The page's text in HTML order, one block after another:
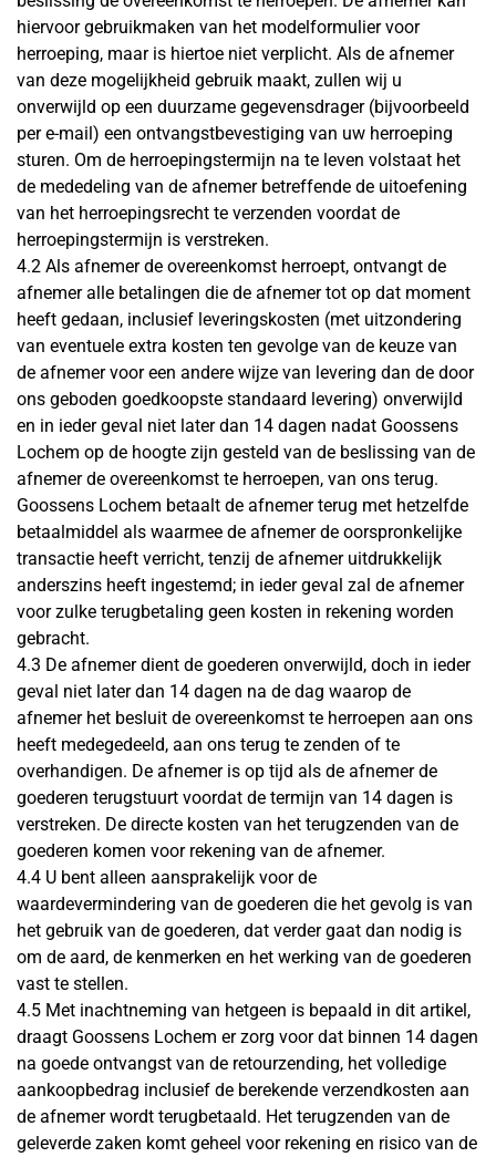
hiervoor gebruikmaken van het modelformulier voor
herroeping, maar is hiertoe niet verplicht. Als de afnemer
van deze mogelijkheid gebruik maakt, zullen wij u
onverwijld op een duurzame gegevensdrager (bijvoorbeeld
per e-mail) een ontvangstbevestiging van uw herroeping
sturen. Om de herroepingstermijn na te leven volstaat het
de mededeling van de afnemer betreffende de uitoefening
van het herroepingsrecht te verzenden voordat de
herroepingstermijn is verstreken.
4.2 Als afnemer de overeenkomst herroept, ontvangt de
afnemer alle betalingen die de afnemer tot op dat moment
heeft gedaan, inclusief leveringskosten (met uitzondering
van eventuele extra kosten ten gevolge van de keuze van
de afnemer voor een andere wijze van levering dan de door
ons geboden goedkoopste standaard levering) onverwijld
en in ieder geval niet later dan 14 dagen nadat Goossens
Lochem op de hoogte zijn gesteld van de beslissing van de
afnemer de overeenkomst te herroepen, van ons terug.
Goossens Lochem betaalt de afnemer terug met hetzelfde
betaalmiddel als waarmee de afnemer de oorspronkelijke
transactie heeft verricht, tenzij de afnemer uitdrukkelijk
anderszins heeft ingestemd; in ieder geval zal de afnemer
voor zulke terugbetaling geen kosten in rekening worden
gebracht.
4.3 De afnemer dient de goederen onverwijld, doch in ieder
geval niet later dan 14 dagen na de dag waarop de
afnemer het besluit de overeenkomst te herroepen aan ons
heeft medegedeeld, aan ons terug te zenden of te
overhandigen. De afnemer is op tijd als de afnemer de
goederen terugstuurt voordat de termijn van 14 dagen is
verstreken. De directe kosten van het terugzenden van de
goederen komen voor rekening van de afnemer.
4.4 U bent alleen aansprakelijk voor de
waardevermindering van de goederen die het gevolg is van
het gebruik van de goederen, dat verder gaat dan nodig is
om de aard, de kenmerken en het werking van de goederen
vast te stellen.
4.5 Met inachtneming van hetgeen is bepaald in dit artikel,
draagt Goossens Lochem er zorg voor dat binnen 14 dagen
na goede ontvangst van de retourzending, het volledige
aankoopbedrag inclusief de berekende verzendkosten aan
de afnemer wordt terugbetaald. Het terugzenden van de
geleverde zaken komt geheel voor rekening en risico van de